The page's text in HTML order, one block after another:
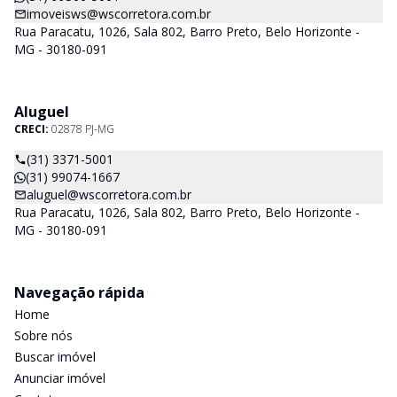
imoveisws@wscorretora.com.br
Rua Paracatu, 1026, Sala 802, Barro Preto, Belo Horizonte -
MG - 30180-091
Aluguel
CRECI: 02878 PJ-MG
(31) 3371-5001
(31) 99074-1667
aluguel@wscorretora.com.br
Rua Paracatu, 1026, Sala 802, Barro Preto, Belo Horizonte -
MG - 30180-091
Navegação rápida
Home
Sobre nós
Buscar imóvel
Anunciar imóvel